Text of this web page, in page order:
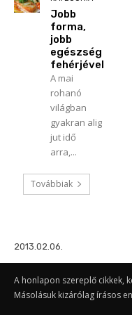
Jobb
forma,
jobb
egészség
fehérjével
A mai
rohanó
világban
gyakran alig
jut idő
arra,...
Továbbiak
2013.02.06.
A honlapon szereplő cikkek,
Másolásuk kizárólag írásos